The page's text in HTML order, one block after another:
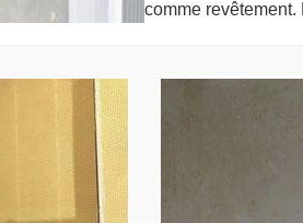
comme revêtement.